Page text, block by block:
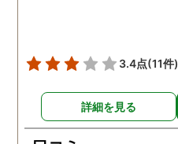
3.4点(11件)
詳細を見る